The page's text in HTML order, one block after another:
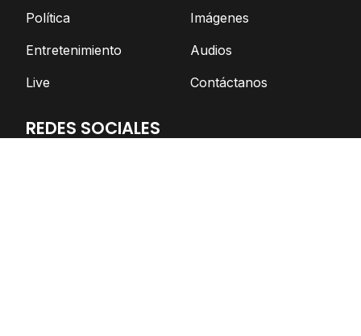
Política
Entretenimiento
Live
Imágenes
Audios
Contáctanos
REDES SOCIALES